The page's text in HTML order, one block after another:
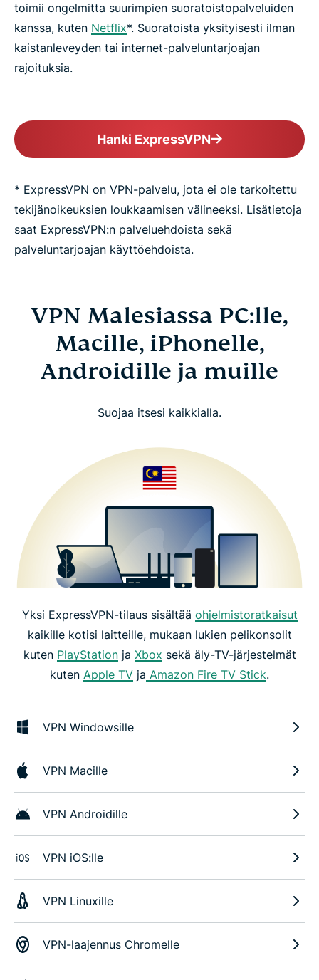
toimii ongelmitta suurimpien suoratoistopalveluiden
kanssa, kuten Netflix*. Suoratoista yksityisesti ilman
kaistanleveyden tai internet-palveluntarjoajan
rajoituksia.
Hanki ExpressVPN
* ExpressVPN on VPN-palvelu, jota ei ole tarkoitettu
tekijänoikeuksien loukkaamisen välineeksi. Lisätietoja
saat ExpressVPN:n palveluehdoista sekä
palveluntarjoajan käyttöehdoista.
VPN Malesiassa PC:lle,
Macille, iPhonelle,
Androidille ja muille
Suojaa itsesi kaikkialla.
Yksi ExpressVPN-tilaus sisältää ohjelmistoratkaisut
kaikille kotisi laitteille, mukaan lukien pelikonsolit
kuten PlayStationja Xbox sekä äly-TV-järjestelmät
kuten Apple TV ja Amazon Fire TV Stick.
VPN Windowsille
VPN Macille
VPN Androidille
VPN iOS:lle
VPN Linuxille
VPN-laajennus Chromelle